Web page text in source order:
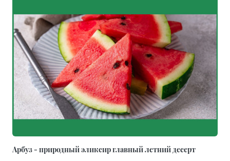
Арбуз - природный эликсир главный летний десерт